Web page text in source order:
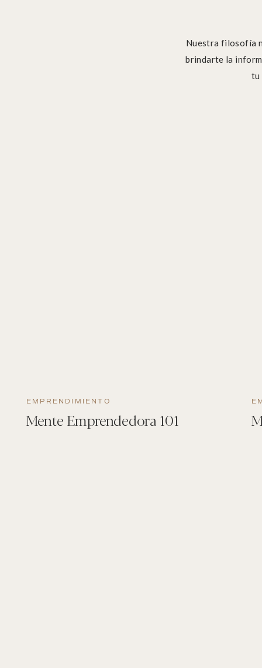
Nuestra filosofía
brindarte la
tu
EMPRENDIMIENTO
Mente Emprendedora 101